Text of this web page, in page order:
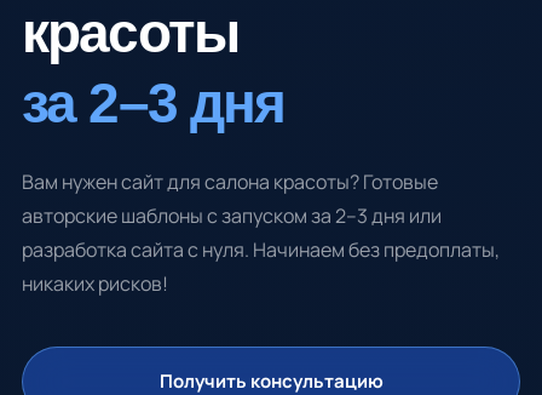
красоты
за 2–3 дня
Вам нужен сайт для салона красоты? Готовые
авторские шаблоны с запуском за 2–3 дня или
разработка сайта с нуля. Начинаем без предоплаты,
никаких рисков!
Получить консультацию